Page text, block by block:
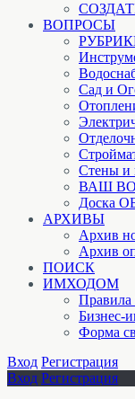
ВОПРОСЫ
Сад и
Стены и
ВАШ
Доска
АРХИВЫ
Архив
Архив
ПОИСК
ИМХОДОМ
Правила
Бизнес-
Форма
Вход Регистрация
Вход Регистрация